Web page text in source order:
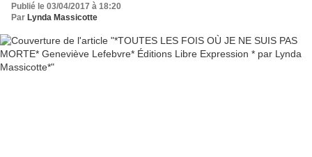
Publié le 03/04/2017 à 18:20
Par Lynda Massicotte